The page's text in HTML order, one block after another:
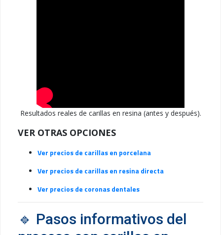
Resultados reales de carillas en resina (antes y después).
VER OTRAS OPCIONES
Ver precios de carillas en porcelana
Ver precios de carillas en resina directa
Ver precios de coronas dentales
🔹 Pasos informativos del